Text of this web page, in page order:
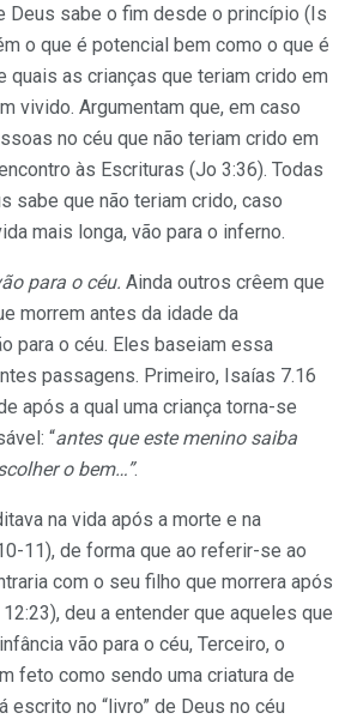
Deus sabe o fim desde o princípio (Is
o que é potencial bem como o que é
quais as crianças que teriam crido em
vivido. Argumentam que, em caso
no céu que não teriam crido em
às Escrituras (Jo 3:36). Todas
sabe que não teriam crido, caso
mais longa, vão para o inferno.
para o céu. Ainda outros crêem que
morrem antes da idade da
para o céu. Eles baseiam essa
passagens. Primeiro, Isaías 7.16
após a qual uma criança torna-se
“antes que este menino saiba
o bem…”.
na vida após a morte e na
11), de forma que ao referir-se ao
com o seu filho que morrera após
deu a entender que aqueles que
vão para o céu, Terceiro, o
feto como sendo uma criatura de
escrito no “livro” de Deus no céu